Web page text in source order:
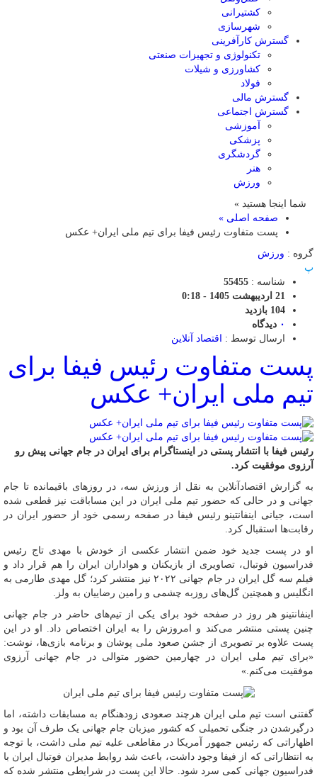
کشتیرانی
شهرسازی
گسترش کارآفرینی
تکنولوژی و تجهیزات صنعتی
کشاورزی و شیلات
فولاد
گسترش مالی
گسترش اجتماعی
آموزشی
پزشکی
گردشگری
هنر
ورزش
شما اینجا هستید »
صفحه اصلی »
پست متفاوت رئیس فیفا برای تیم ملی ایران+ عکس
گروه : ورزش
پ
شناسه : 55455
21 اردیبهشت 1405 - 0:18
104 بازدید
۰ دیدگاه
ارسال توسط :
اقتصاد آنلاین
پست متفاوت رئیس فیفا برای
تیم ملی ایران+ عکس
رئیس فیفا با انتشار پستی در اینستاگرام برای ایران در جام جهانی پیش رو
آرزوی موفقیت کرد.
به گزارش اقتصادآنلاین به نقل از ورزش سه، در روز‌های باقیمانده تا جام
جهانی و در حالی که حضور تیم ملی ایران در این مساباقت نیز قطعی شده
است، جیانی اینفانتینو رئیس فیفا در صفحه رسمی خود از حضور ایران در
رقابت‌ها استقبال کرد.
او در پست جدید خود ضمن انتشار عکسی از خودش با مهدی تاج رئیس
فدراسیون فوتبال، تصاویری از بازیکنان و هواداران ایران را هم قرار داد و
فیلم سه گل ایران در جام جهانی ۲۰۲۲ نیز منتشر کرد؛ گل مهدی طارمی به
انگلیس و همچنین گل‌های روزبه چشمی و رامین رضاییان به ولز.
اینفانتینو هر روز در صفحه خود برای یکی از تیم‌های حاضر در جام جهانی
چنین پستی منتشر می‌کند و امروزش را به ایران اختصاص داد. او در این
پست علاوه بر تصویری از جشن صعود ملی پوشان و برنامه بازی‌ها، نوشت:
«برای تیم ملی ایران در چهارمین حضور متوالی در جام جهانی آرزوی
موفقیت می‌کنم.»
گفتنی است تیم ملی ایران هرچند صعودی زودهنگام به مسابقات داشته، اما
درگیرشدن در جنگی تحمیلی که کشور میزبان جام جهانی یک طرف آن بود و
اظهاراتی که رئیس جمهور آمریکا در مقاطعی علیه تیم ملی داشت، با توجه
به انتظاراتی که از فیفا وجود داشت، باعث شد روابط مدیران فوتبال ایران با
فدراسیون جهانی کمی سرد شود. حالا این پست در شرایطی منتشر شده که